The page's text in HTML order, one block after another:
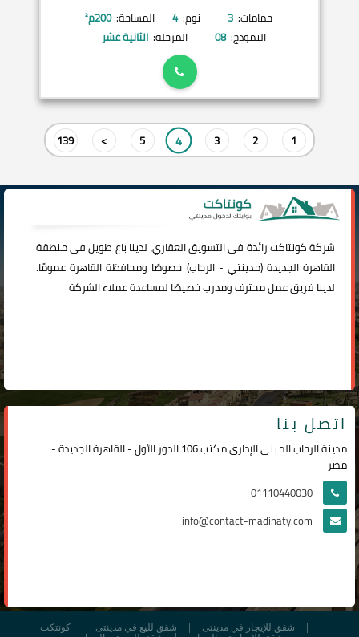
حمامات: 3 نوم: 4 المساحة: 200م²
النموذج: 08 المرحلة: الثانية عشر
1
2
3
4
5
>
139
شركةكونتاكترائدة فى التسويق العقاري، لدينا باع طويل فى منطقة
القاهرة الجديدة (مدينتي -الرحاب) خصوصًا ومحافظة القاهرة عمومًا.
لدينا فريق عمل محترف ومدرب خصيصًا لمساعدة عملاء الشركة
اتصل بنا
مدينة الرحاب المبنى الإداري مكتب 106 الدور الأول - القاهرة الجديدة -
مصر
01110440030
info@contact-madinaty.com
كونتكت شقق لليع في مدينتى
شقق للإيجار في مدينتى